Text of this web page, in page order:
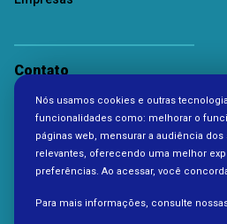
Contato
Nós usamos cookies e outras
funcionalidades como: melhorar o
páginas web, mensurar a audiência
relevantes, oferecendo uma melhor
preferências. Ao acessar, você
Para mais informações, consulte